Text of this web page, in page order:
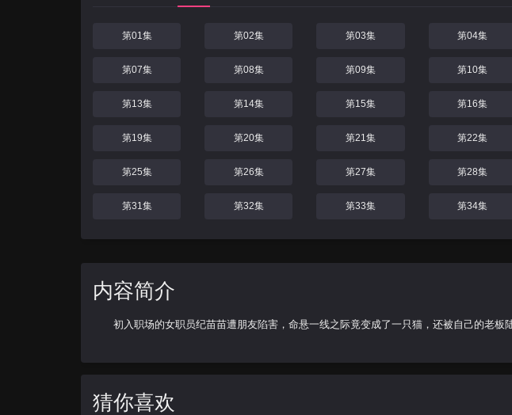
第01集 第02集 第03集 第04集
第07集 第08集 第09集 第10集
第13集 第14集 第15集 第16集
第19集 第20集 第21集 第22集
第25集 第26集 第27集 第28集
第31集 第32集 第33集 第34集
内容简介
初入职场的女职员纪苗苗遭朋友陷害，命悬一线之际竟变成了一只猫，还被自己的老板
猜你喜欢